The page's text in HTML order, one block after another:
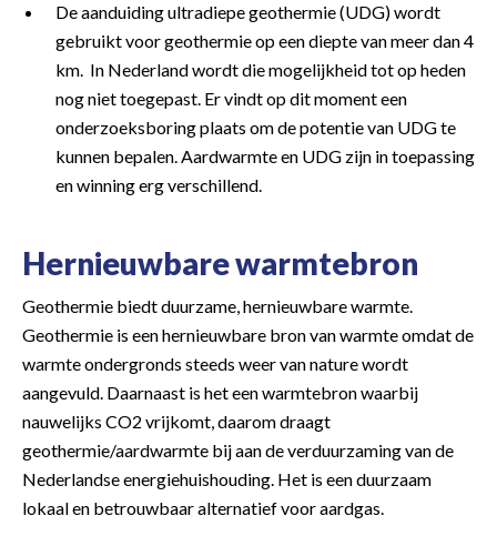
De aanduiding ultradiepe geothermie (UDG) wordt
gebruikt voor geothermie op een diepte van meer dan 4
km. In Nederland wordt die mogelijkheid tot op heden
nog niet toegepast. Er vindt op dit moment een
onderzoeksboring plaats om de potentie van UDG te
kunnen bepalen. Aardwarmte en UDG zijn in toepassing
en winning erg verschillend.
Hernieuwbare warmtebron
Geothermie biedt duurzame, hernieuwbare warmte.
Geothermie is een hernieuwbare bron van warmte omdat de
warmte ondergronds steeds weer van nature wordt
aangevuld. Daarnaast is het een warmtebron waarbij
nauwelijks CO2 vrijkomt, daarom draagt
geothermie/aardwarmte bij aan de verduurzaming van de
Nederlandse energiehuishouding. Het is een duurzaam
lokaal en betrouwbaar alternatief voor aardgas.